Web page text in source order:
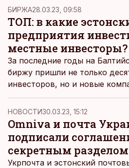
утверждает глава Latvijas
противозаконного в этом нет
претензии, по его словам,
Eesti Post.
БИРЖА28.03.23, 09:58
ТОП: в какие
предприятия
местные инвесторы?
За последние годы на
биржу пришли не только
инвесторов, но и новые
эстонские предприятия
популярностью среди
НОВОСТИ30.03.23, 15:12
Omniva и почта
подписали
секретным разделом
Укрпочта и эстонский